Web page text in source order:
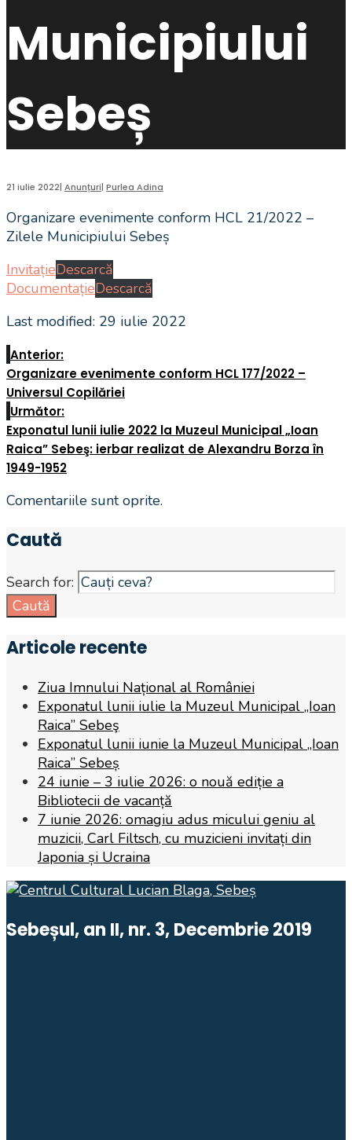
Municipiului
Sebeș
21 iulie 2022| Anunțuri| Purlea Adina
Organizare evenimente conform HCL 21/2022 –
Zilele Municipiului Sebeș
InvitațieDescarcă
DocumentațieDescarcă
Last modified: 29 iulie 2022
Anterior:
Organizare evenimente conform HCL 177/2022 –
Universul Copilăriei
Următor:
Exponatul lunii iulie 2022 la Muzeul Municipal „Ioan
Raica” Sebeş: ierbar realizat de Alexandru Borza în
1949-1952
Comentariile sunt oprite.
Caută
Search for:
Caută
Articole recente
Ziua Imnului Național al României
Exponatul lunii iulie la Muzeul Municipal „Ioan
Raica” Sebeş
Exponatul lunii iunie la Muzeul Municipal „Ioan
Raica” Sebeș
24 iunie – 3 iulie 2026: o nouă ediție a
Bibliotecii de vacanță
7 iunie 2026: omagiu adus micului geniu al
muzicii, Carl Filtsch, cu muzicieni invitați din
Japonia și Ucraina
Sebeșul, an II, nr. 3, Decembrie 2019